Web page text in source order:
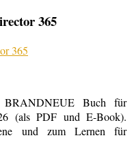
365
BRANDNEUE Buch für
(als PDF und E-Book).
und zum Lernen für